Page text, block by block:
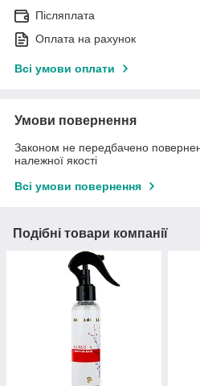
Післяплата
Оплата на рахунок
Всі умови оплати
Умови повернення
Законом не передбачено
належної якості
Всі умови повернення
Подібні товари компанії